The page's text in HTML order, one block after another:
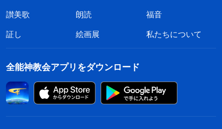
讃美歌
朗読
福音
証し
絵画展 私たちについて
全能神教会アプリをダウンロード